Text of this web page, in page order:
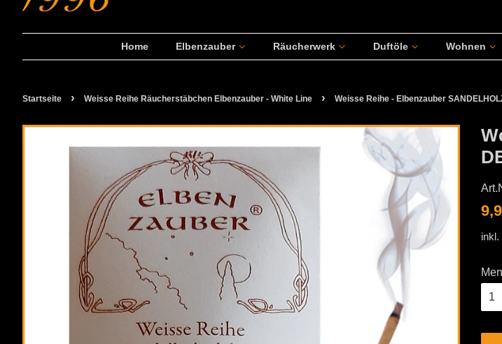
Home Elbenzauber Räucherwerk Duftöle Wohnen
Startseite › Weisse Reihe Räucherstäbchen Elbenzauber - White Line › Weisse Reihe - Elbenzauber